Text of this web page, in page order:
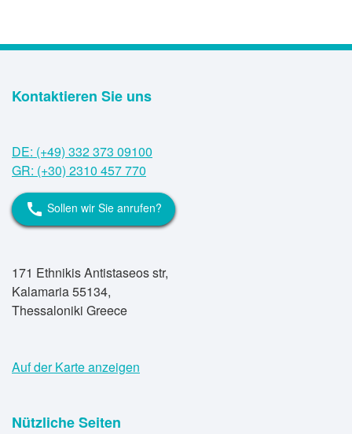
Kontaktieren Sie uns
DE: (+49) 332 373 09100
GR: (+30) 2310 457 770
call Sollen wir Sie anrufen?
171 Ethnikis Antistaseos str,
Kalamaria 55134,
Thessaloniki Greece
Auf der Karte anzeigen
Nützliche Seiten